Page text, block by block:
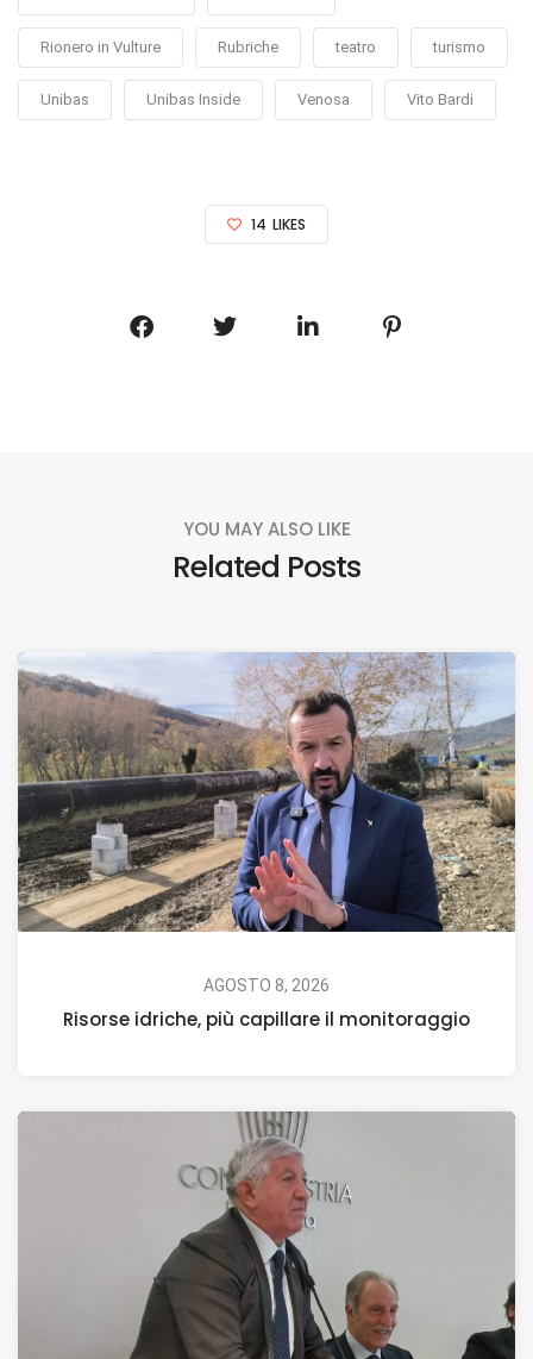
Rionero in Vulture Rubriche teatro turismo
Unibas Unibas Inside Venosa Vito Bardi
14 LIKES
YOU MAY ALSO LIKE
Related Posts
AGOSTO 8, 2026
Risorse idriche, più capillare il monitoraggio